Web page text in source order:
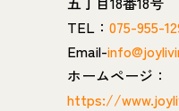
TEL： 075-955-
Email-
ホームページ：
https://